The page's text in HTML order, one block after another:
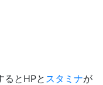
るとHPと スタミナが